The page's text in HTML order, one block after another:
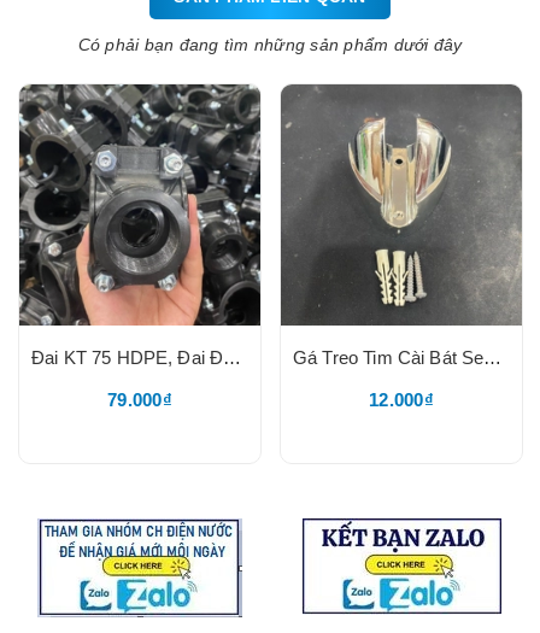
Có phải bạn đang tìm những sản phẩm dưới đây
Đai KT 75 HDPE, Đai Đôi, Hai Đầu Có 2 Đầu Ren Trong Khởi Thủy
79.000₫
Gá Treo Tim Cài Bát Sen Tắm, Nhựa Mạ Crom Bóng+Vít Nở
12.000₫